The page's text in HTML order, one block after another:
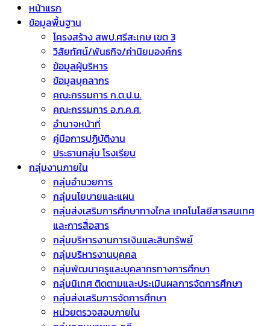
หน้าแรก
ข้อมูลพื้นฐาน
โครงสร้าง สพป.ศรีสะเกษ เขต 3
วิสัยทัศน์/พันธกิจ/ค่านิยมองค์กร
ข้อมูลผู้บริหาร
ข้อมูลบุคลากร
คณะกรรมการ ก.ต.ป.น.
คณะกรรมการ อ.ก.ค.ศ.
อำนาจหน้าที่
คู่มือการปฏิบัติงาน
ประธานกลุ่ม โรงเรียน
กลุ่มงานภายใน
กลุ่มอำนวยการ
กลุ่มนโยบายและแผน
กลุ่มส่งเสริมการศึกษาทางไกล เทคโนโลยีสารสนเทศ
และการสื่อสาร
กลุ่มบริหารงานการเงินและสินทรัพย์
กลุ่มบริหารงานบุคคล
กลุ่มพัฒนาครูและบุคลากรทางการศึกษา
กลุ่มนิเทศ ติดตามและประเมินผลการจัดการศึกษา
กลุ่มส่งเสริมการจัดการศึกษา
หน่วยตรวจสอบภายใน